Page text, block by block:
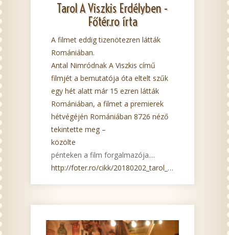
Tarol A Viszkis Erdélyben -
Főtér.ro írta
A filmet eddig tizenötezren látták
Romániában.
Antal Nimródnak A Viszkis című
filmjét a bemutatója óta eltelt szűk
egy hét alatt már 15 ezren látták
Romániában, a filmet a premierek
hétvégéjén Romániában 8726 néző
tekintette meg –
közölte
pénteken a film forgalmazója....
http://foter.ro/cikk/20180202_tarol_a_viszkis_erde...